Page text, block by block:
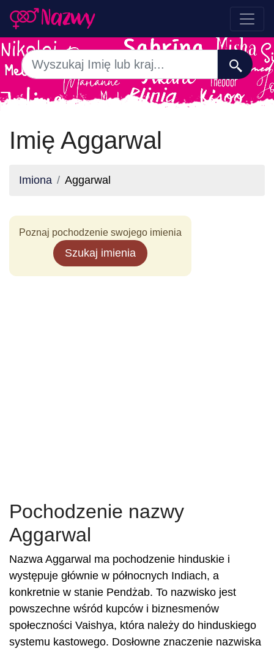
Imię Aggarwal
Imiona Aggarwal
Poznaj pochodzenie swojego imienia
Szukaj imienia
Pochodzenie nazwy
Aggarwal
Nazwa Aggarwal ma pochodzenie hinduskie i
występuje głównie w północnych Indiach, a
konkretnie w stanie Pendżab. To nazwisko jest
powszechne wśród kupców i biznesmenów
społeczności Vaishya, która należy do hinduskiego
systemu kastowego. Dosłowne znaczenie nazwiska